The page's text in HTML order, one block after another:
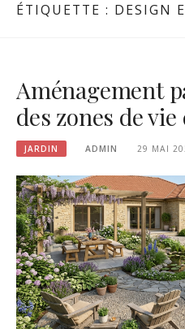
ÉTIQUETTE : DESIGN
Aménagement
des zones de
JARDIN ADMIN 29 MAI